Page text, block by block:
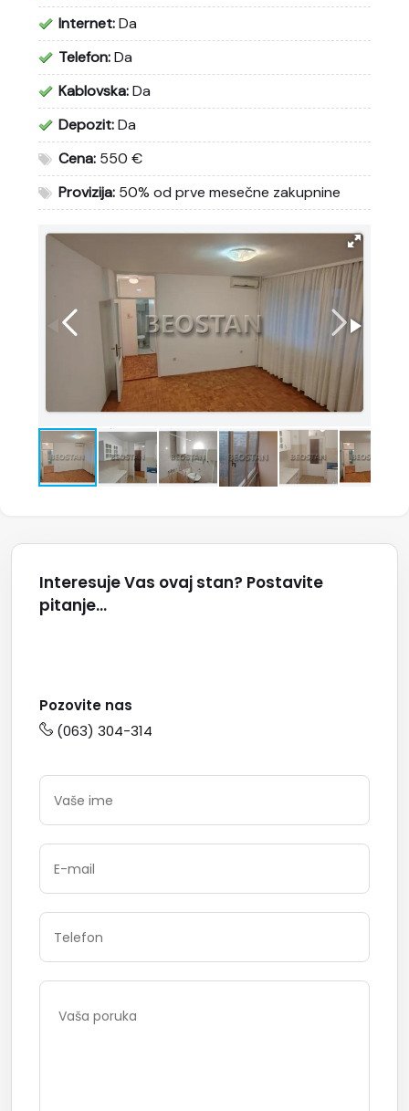
Internet:Da
Telefon:Da
Kablovska:Da
Depozit:Da
Cena: 550 €
Provizija: 50% od prve mesečne zakupnine
Interesuje Vas ovaj stan? Postavite
pitanje...
Pozovite nas
(063) 304-314